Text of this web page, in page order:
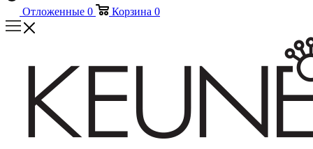
Отложенные 0 Корзина 0